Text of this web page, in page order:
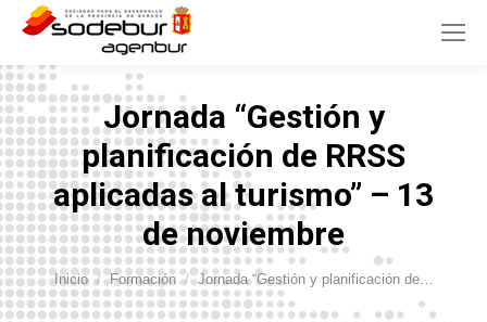
Jornada “Gestión y
planificación de RRSS
aplicadas al turismo” – 13
de noviembre
Estás aquí:
Inicio Formación Jornada “Gestión y planificación de…